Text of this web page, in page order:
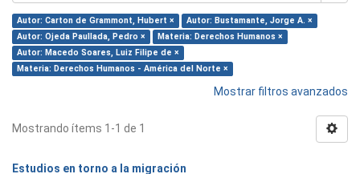
Autor: Carton de Grammont, Hubert ×
Autor: Bustamante, Jorge A. ×
Autor: Ojeda Paullada, Pedro ×
Materia: Derechos Humanos ×
Autor: Macedo Soares, Luiz Filipe de ×
Materia: Derechos Humanos - América del Norte ×
Mostrar filtros avanzados
Mostrando ítems 1-1 de 1
Estudios en torno a la migración